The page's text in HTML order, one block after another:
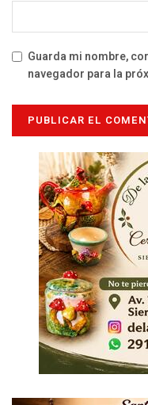
Guarda mi nombre,
navegador para la